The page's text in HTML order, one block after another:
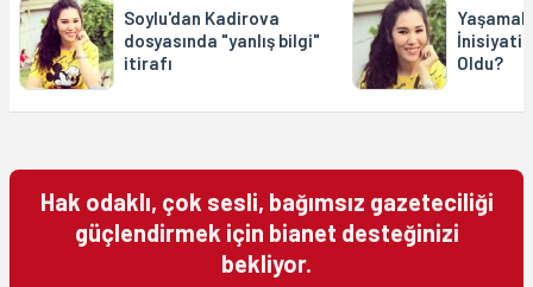
Soylu'dan Kadirova
dosyasında "yanlış bilgi"
itirafı
Oldu?
Hak odaklı, çok sesli, bağımsız gazeteciliği
güçlendirmek için bianet desteğinizi
bekliyor.